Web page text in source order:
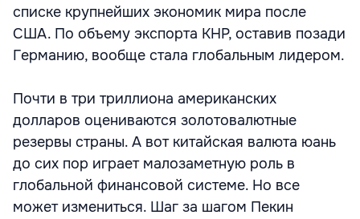
списке крупнейших экономик мира после
США. По объему экспорта КНР, оставив позади
Германию, вообще стала глобальным лидером.
Почти в три триллиона американских
долларов оцениваются золотовалютные
резервы страны. А вот китайская валюта юань
до сих пор играет малозаметную роль в
глобальной финансовой системе. Но все
может измениться. Шаг за шагом Пекин